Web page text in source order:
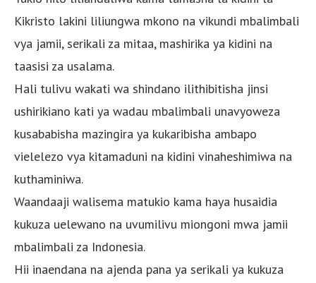
Kikristo lakini liliungwa mkono na vikundi mbalimbali
vya jamii, serikali za mitaa, mashirika ya kidini na
taasisi za usalama.
Hali tulivu wakati wa shindano ilithibitisha jinsi
ushirikiano kati ya wadau mbalimbali unavyoweza
kusababisha mazingira ya kukaribisha ambapo
vielelezo vya kitamaduni na kidini vinaheshimiwa na
kuthaminiwa.
Waandaaji walisema matukio kama haya husaidia
kukuza uelewano na uvumilivu miongoni mwa jamii
mbalimbali za Indonesia.
Hii inaendana na ajenda pana ya serikali ya kukuza